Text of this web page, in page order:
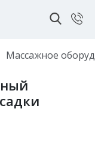
Массажное